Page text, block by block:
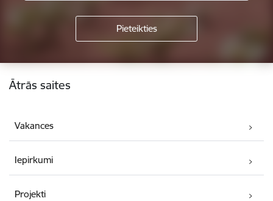
Kājene
Ātrās saites
Vakances
Iepirkumi
Projekti